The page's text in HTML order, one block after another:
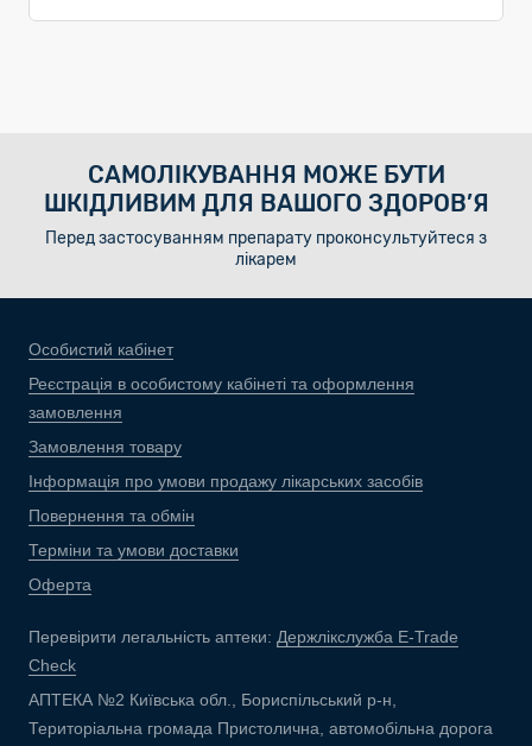
САМОЛІКУВАННЯ МОЖЕ БУТИ
ШКІДЛИВИМ ДЛЯ ВАШОГО ЗДОРОВ’Я
Перед застосуванням препарату проконсультуйтеся з
лікарем
Особистий кабінет
Реєстрація в особистому кабінеті та оформлення
замовлення
Замовлення товару
Інформація про умови продажу лікарських засобів
Повернення та обмін
Терміни та умови доставки
Оферта
Перевірити легальність аптеки: Держлікслужба E-Trade
Check
АПТЕКА №2 Київська обл., Бориспільський р-н,
Територіальна громада Пристолична, автомобільна дорога